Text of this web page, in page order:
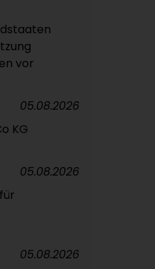
vor
KG
05.08.2026
05.08.2026
05.08.2026